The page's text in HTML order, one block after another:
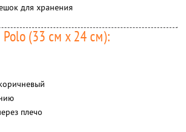
для хранения
(33 см x 24 см):
плечо